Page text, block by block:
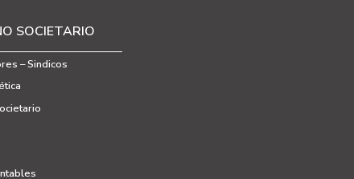
SOCIETARIO
– Sindicos